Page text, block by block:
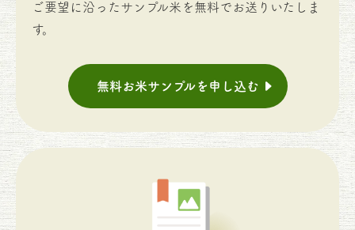
ご要望に沿ったサンプル米を無料でお送りいたしま
す。
無料お米サンプルを申し込む